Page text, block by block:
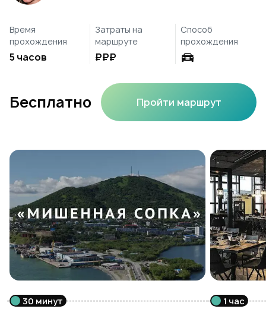
Время
прохождения
5 часов
Затраты на
маршруте
₽₽₽
Способ
прохождения
Бесплатно Пройти маршрут
30 минут 1 час